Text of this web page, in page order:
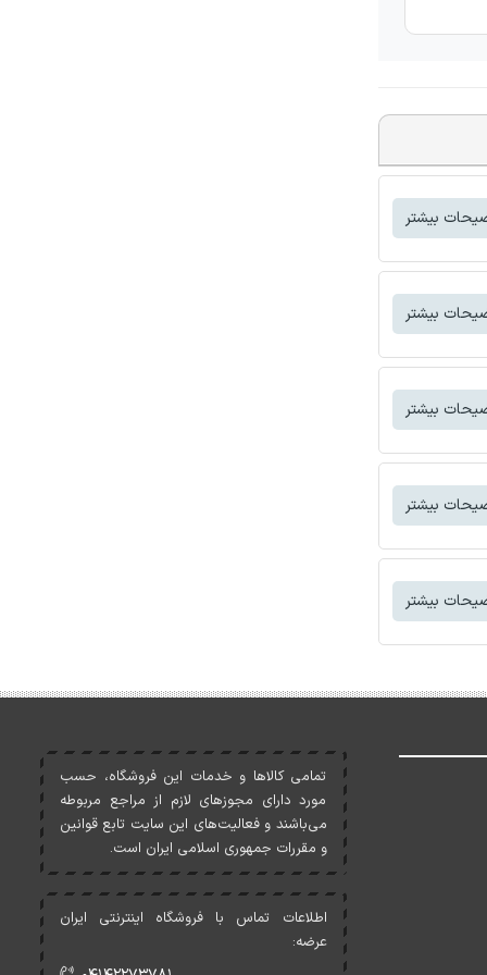
بیشتر
بیشتر
بیشتر
بیشتر
بیشتر
تمامی کالاها و خدمات اين فروشگاه، حسب
مورد دارای مجوزهای لازم از مراجع مربوطه
می‌باشند و فعاليت‌های اين سايت تابع قوانين
و مقررات جمهوری اسلامی ايران است.
اطلاعات تماس با فروشگاه اینترنتی ایران
عرضه: